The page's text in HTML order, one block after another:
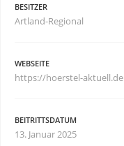
BESITZER
Artland-Regional
WEBSEITE
https://hoerstel-aktuell.de
BEITRITTSDATUM
13. Januar 2025